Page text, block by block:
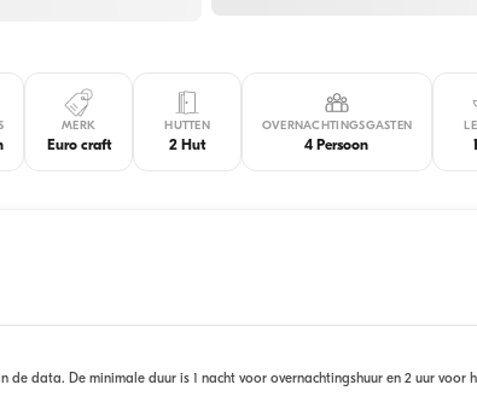
MERK
Euro craft
HUTTEN
2 Hut
OVERNACHTINGSGASTEN
4 Persoon
data. De minimale duur is 1 nacht voor overnachtingshuur en 2 uur voor